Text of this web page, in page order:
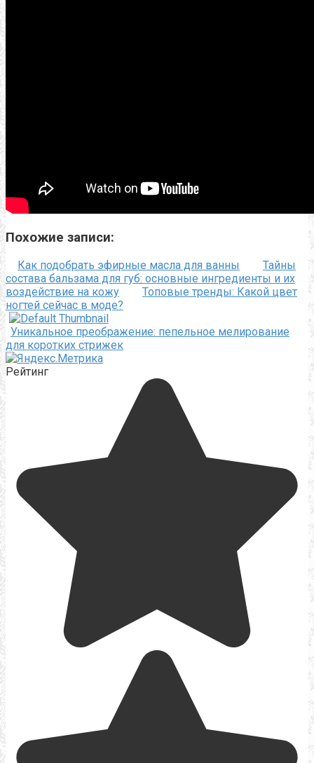
Похожие записи:
Как подобрать эфирные масла для ванны
Тайны
состава бальзама для губ: основные ингредиенты и их
воздействие на кожу
Топовые тренды: Какой цвет
ногтей сейчас в моде?
Уникальное преображение: пепельное мелирование
для коротких стрижек
Рейтинг